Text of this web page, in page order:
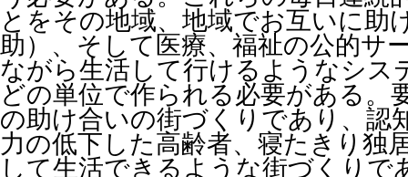
とをその地域、地域でお互いに助
助）、そして医療、福祉の公的サ
ながら生活して行けるようなシス
どの単位で作られる必要がある。
の助け合いの街づくりであり、認
力の低下した高齢者、寝たきり独
して生活できるような街づくりで